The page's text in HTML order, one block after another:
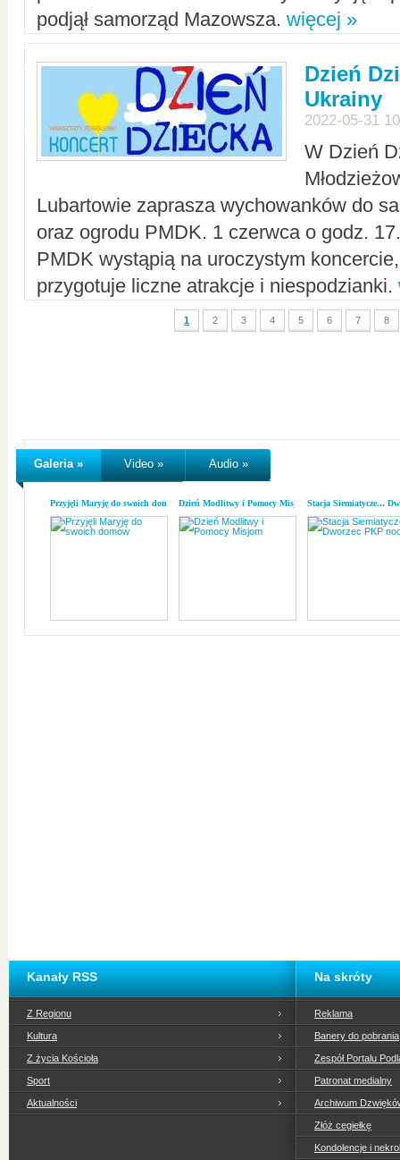
podjął samorząd Mazowsza. więcej »
Dzień
Ukrainy
2022-05-31
W Dzień
Lubartowie zaprasza wychowanków do
oraz ogrodu PMDK. 1 czerwca o godz.
PMDK wystąpią na uroczystym
przygotuje liczne atrakcje i niespodzianki.
1 2 3 4 5 6 7 8
Galeria » Video » Audio »
Przyjęli Maryję do swoich domówDzień Modlitwy i Pomocy MisjomStacja Siemiatycze...
Kanały RSS
Z Regionu
Kultura
Z życia Kościoła
Sport
Aktualności
Na skróty
Reklama
Banery do pobrania
Zespół Portalu
Patronat medialny
Archiwum
Złóż cegiełkę
Kondolencje i